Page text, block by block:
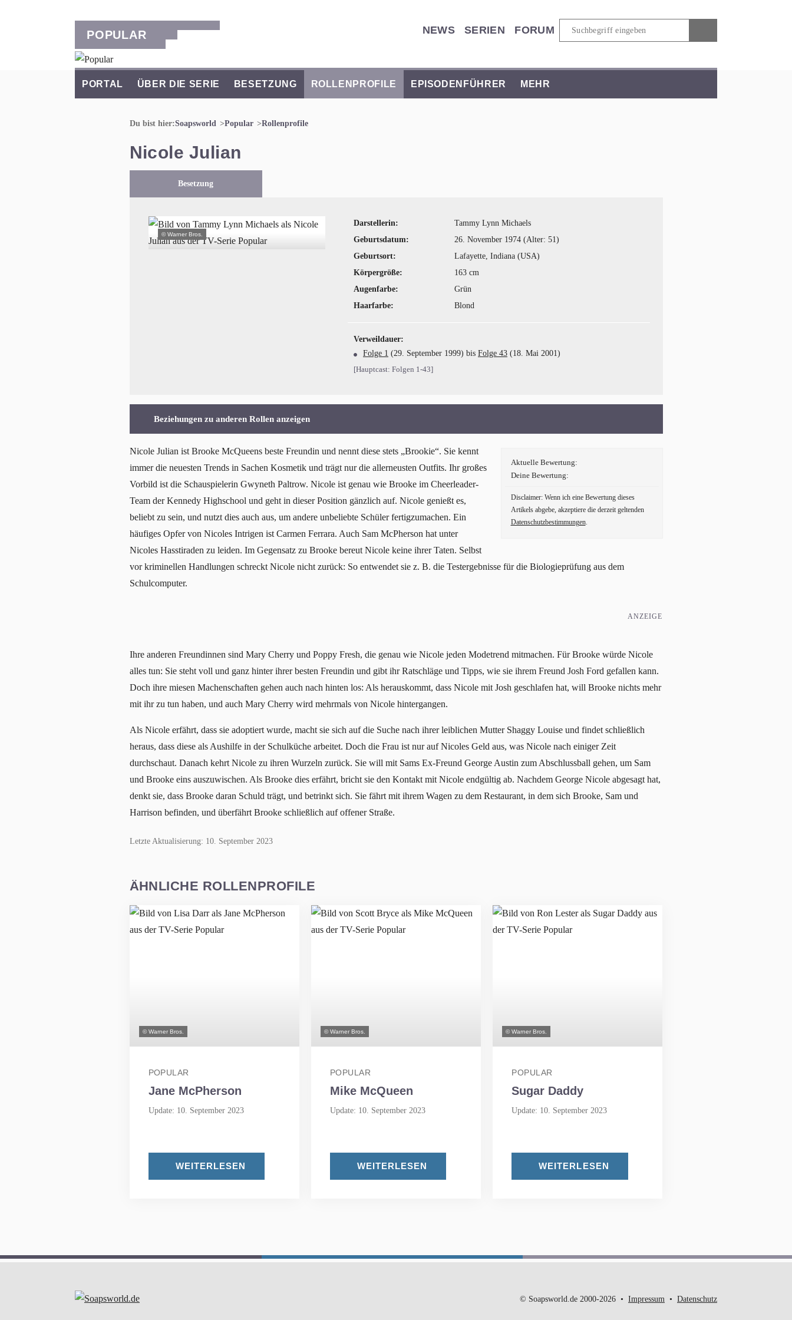
NEWS SERIEN FORUM
POPULAR
PORTAL ÜBER DIE SERIE BESETZUNG ROLLENPROFILE EPISODENFÜHRER MEHR
Du bist hier:Soapsworld Popular Rollenprofile
Nicole Julian
Besetzung
© Warner Bros.
Darstellerin:
Tammy Lynn Michaels
Geburtsdatum:
26. November 1974 (Alter: 51)
Geburtsort:
Lafayette, Indiana (USA)
Körpergröße:
163 cm
Augenfarbe:
Grün
Haarfarbe:
Blond
Verweildauer:
Folge 1 (29. September 1999) bis Folge 43 (18. Mai 2001)
[Hauptcast: Folgen 1-43]
Beziehungen zu anderen Rollen anzeigen
Aktuelle Bewertung:
Deine Bewertung:
Disclaimer: Wenn ich eine Bewertung dieses
Artikels abgebe, akzeptiere die derzeit geltenden
Datenschutzbestimmungen.
Nicole Julian ist Brooke McQueens beste Freundin und nennt diese stets „Brookie“. Sie kennt
immer die neuesten Trends in Sachen Kosmetik und trägt nur die allerneusten Outfits. Ihr großes
Vorbild ist die Schauspielerin Gwyneth Paltrow. Nicole ist genau wie Brooke im Cheerleader-
Team der Kennedy Highschool und geht in dieser Position gänzlich auf. Nicole genießt es,
beliebt zu sein, und nutzt dies auch aus, um andere unbeliebte Schüler fertigzumachen. Ein
häufiges Opfer von Nicoles Intrigen ist Carmen Ferrara. Auch Sam McPherson hat unter
Nicoles Hasstiraden zu leiden. Im Gegensatz zu Brooke bereut Nicole keine ihrer Taten. Selbst
vor kriminellen Handlungen schreckt Nicole nicht zurück: So entwendet sie z. B. die Testergebnisse für die Biologieprüfung aus dem
Schulcomputer.
ANZEIGE
Ihre anderen Freundinnen sind Mary Cherry und Poppy Fresh, die genau wie Nicole jeden Modetrend mitmachen. Für Brooke würde Nicole
alles tun: Sie steht voll und ganz hinter ihrer besten Freundin und gibt ihr Ratschläge und Tipps, wie sie ihrem Freund Josh Ford gefallen kann.
Doch ihre miesen Machenschaften gehen auch nach hinten los: Als herauskommt, dass Nicole mit Josh geschlafen hat, will Brooke nichts mehr
mit ihr zu tun haben, und auch Mary Cherry wird mehrmals von Nicole hintergangen.
Als Nicole erfährt, dass sie adoptiert wurde, macht sie sich auf die Suche nach ihrer leiblichen Mutter Shaggy Louise und findet schließlich
heraus, dass diese als Aushilfe in der Schulküche arbeitet. Doch die Frau ist nur auf Nicoles Geld aus, was Nicole nach einiger Zeit
durchschaut. Danach kehrt Nicole zu ihren Wurzeln zurück. Sie will mit Sams Ex-Freund George Austin zum Abschlussball gehen, um Sam
und Brooke eins auszuwischen. Als Brooke dies erfährt, bricht sie den Kontakt mit Nicole endgültig ab. Nachdem George Nicole abgesagt hat,
denkt sie, dass Brooke daran Schuld trägt, und betrinkt sich. Sie fährt mit ihrem Wagen zu dem Restaurant, in dem sich Brooke, Sam und
Harrison befinden, und überfährt Brooke schließlich auf offener Straße.
Letzte Aktualisierung: 10. September 2023
ÄHNLICHE ROLLENPROFILE
© Warner Bros.
POPULAR
Jane McPherson
Update: 10. September 2023
WEITERLESEN
© Warner Bros.
POPULAR
Mike McQueen
Update: 10. September 2023
WEITERLESEN
© Warner Bros.
POPULAR
Sugar Daddy
Update: 10. September 2023
WEITERLESEN
© Soapsworld.de 2000-2026 Impressum Datenschutz